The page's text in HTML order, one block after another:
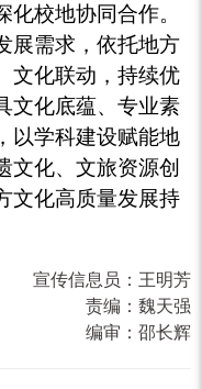
校地协同合作。
展需求，依托地方
文化联动，持续优
文化底蕴、专业素
以学科建设赋能地
文化、文旅资源创
文化高质量发展持
宣传信息员： 王明芳
责编： 魏天强
编审： 邵长辉